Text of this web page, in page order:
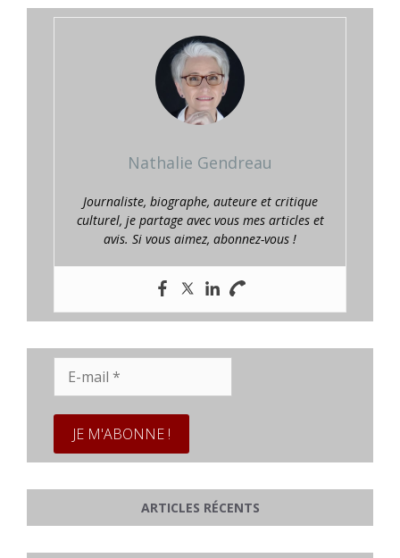
Nathalie Gendreau
Journaliste, biographe, auteure et critique
culturel, je partage avec vous mes articles et
avis. Si vous aimez, abonnez-vous !
mail
ARTICLES RÉCENTS